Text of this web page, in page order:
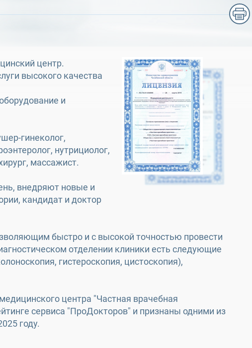
центр.
высокого качества
и
гинеколог,
нутрициолог,
массажист.
внедряют новые и
кандидат и доктор
быстро и с высокой точностью провести
отделении клиники есть следующие
гистероскопия, цистоскопия),
центра "Частная врачебная
сервиса "ПроДокторов" и признаны одними из
году.